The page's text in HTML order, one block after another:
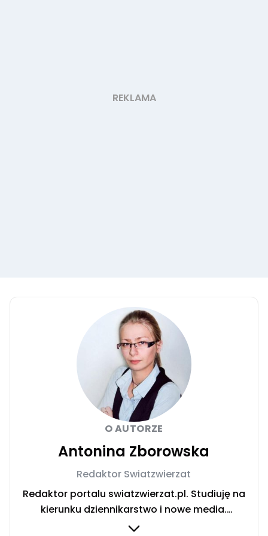
O AUTORZE
Antonina Zborowska
Redaktor Swiatzwierzat
Redaktor portalu swiatzwierzat.pl. Studiuję na
kierunku dziennikarstwo i nowe media.
Interesują mnie sprawy społeczne i wydarzenia